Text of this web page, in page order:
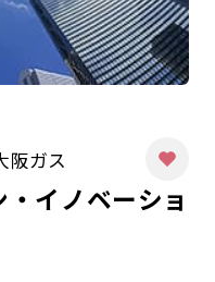
阪ガス
イノベーショ